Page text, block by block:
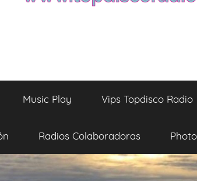
Music Play Vips Topdisco Radio
Radios Colaboradoras